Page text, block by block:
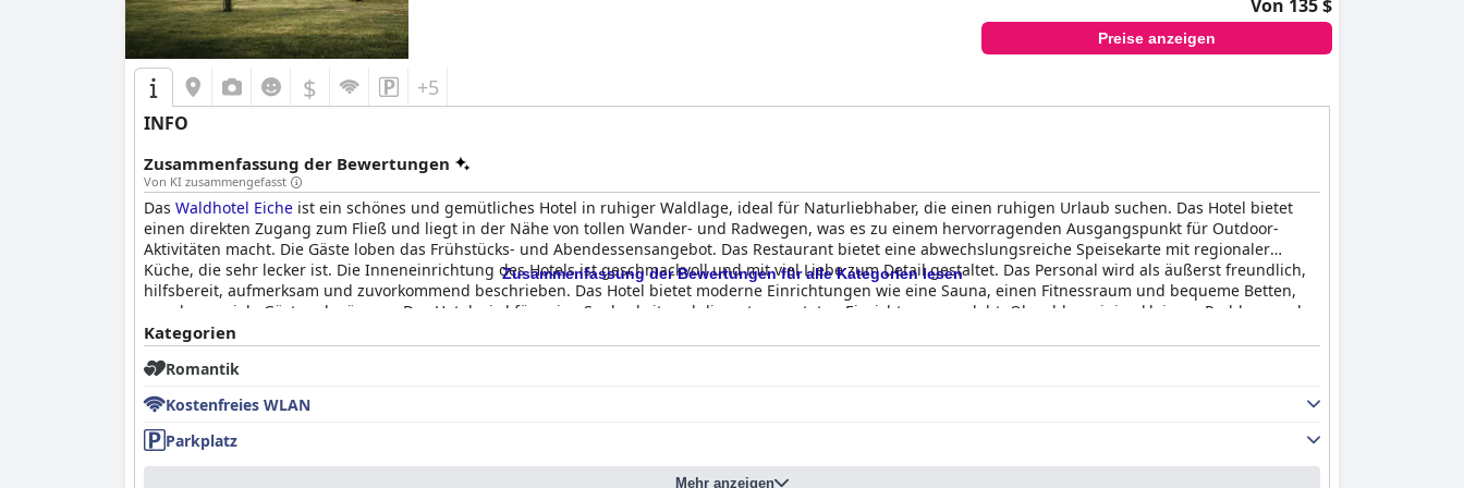
Von 135 $
Preise anzeigen
$ +5
INFO
Zusammenfassung der Bewertungen
Von KI zusammengefasst
Das Waldhotel Eiche ist ein schönes und gemütliches Hotel in ruhiger Waldlage, ideal für Naturliebhaber, die einen ruhigen Urlaub suchen. Das Hotel bietet
einen direkten Zugang zum Fließ und liegt in der Nähe von tollen Wander- und Radwegen, was es zu einem hervorragenden Ausgangspunkt für Outdoor-
Aktivitäten macht. Die Gäste loben das Frühstücks- und Abendessensangebot. Das Restaurant bietet eine abwechslungsreiche Speisekarte mit regionaler
Küche, die sehr lecker ist. Die Inneneinrichtung des Hotels ist geschmackvoll und mit viel Liebe zum Detail gestaltet. Das Personal wird als äußerst freundlich,
hilfsbereit, aufmerksam und zuvorkommend beschrieben. Das Hotel bietet moderne Einrichtungen wie eine Sauna, einen Fitnessraum und bequeme Betten,
von denen viele Gäste schwärmen. Das Hotel wird für seine Sauberkeit und die gut gewarteten Einrichtungen gelobt. Obwohl es einige kleinere Probleme gab,
wie z. B. nicht geleerte Mülleimer und einige alte und abgenutzte Badezimmer, empfehlen die Gäste das
entspannenden Aufenthalt inmitten der Natur suchen. Das Hotel bietet zwar WLAN an, aber einige Gäste erwähnten Probleme mit der Stabilität und dem
Zugang in ihren Zimmern. Alles in allem bietet das
einem großartigen Ort für diejenigen macht, die einen ruhigen Aufenthalt im Herzen der Natur suchen.
Zusammenfassung der Bewertungen für alle Kategorien lesen
Kategorien
Romantik
Kostenfreies WLAN
Parkplatz
Mehr anzeigen